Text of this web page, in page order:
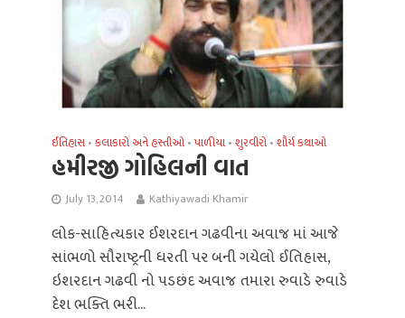
ઈતિહાસ • કલાકારો અને હસ્તીઓ •પાળીયા • શુરવીરો • શૌર્ય કથાઓ
હમીરજી ગોહિલની વાત
July 13, 2014 Kathiyawadi Khamir
લોક-સાહિત્યકાર ઈશરદાન ગઢવીના અવાજ માં આજે
સાંભળો સૌરાષ્ટ્રની ધરતી પર બની ગયેલો ઈતિહાસ,
ઇશરદાન ગઢવી નો પડછંદ અવાજ તમારા રુવાડે રુવાડે
દેશ ભક્તિ ભરી...